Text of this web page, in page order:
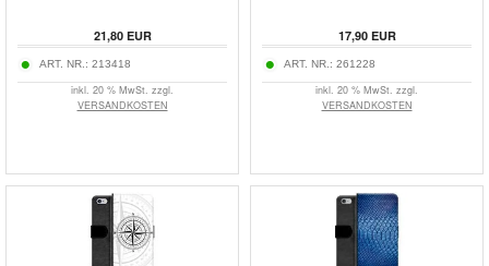
21,80EUR
ART. NR.: 213418
inkl. 20 % MwSt. zzgl.
VERSANDKOSTEN
17,90EUR
ART. NR.: 261228
inkl. 20 % MwSt. zzgl.
VERSANDKOSTEN